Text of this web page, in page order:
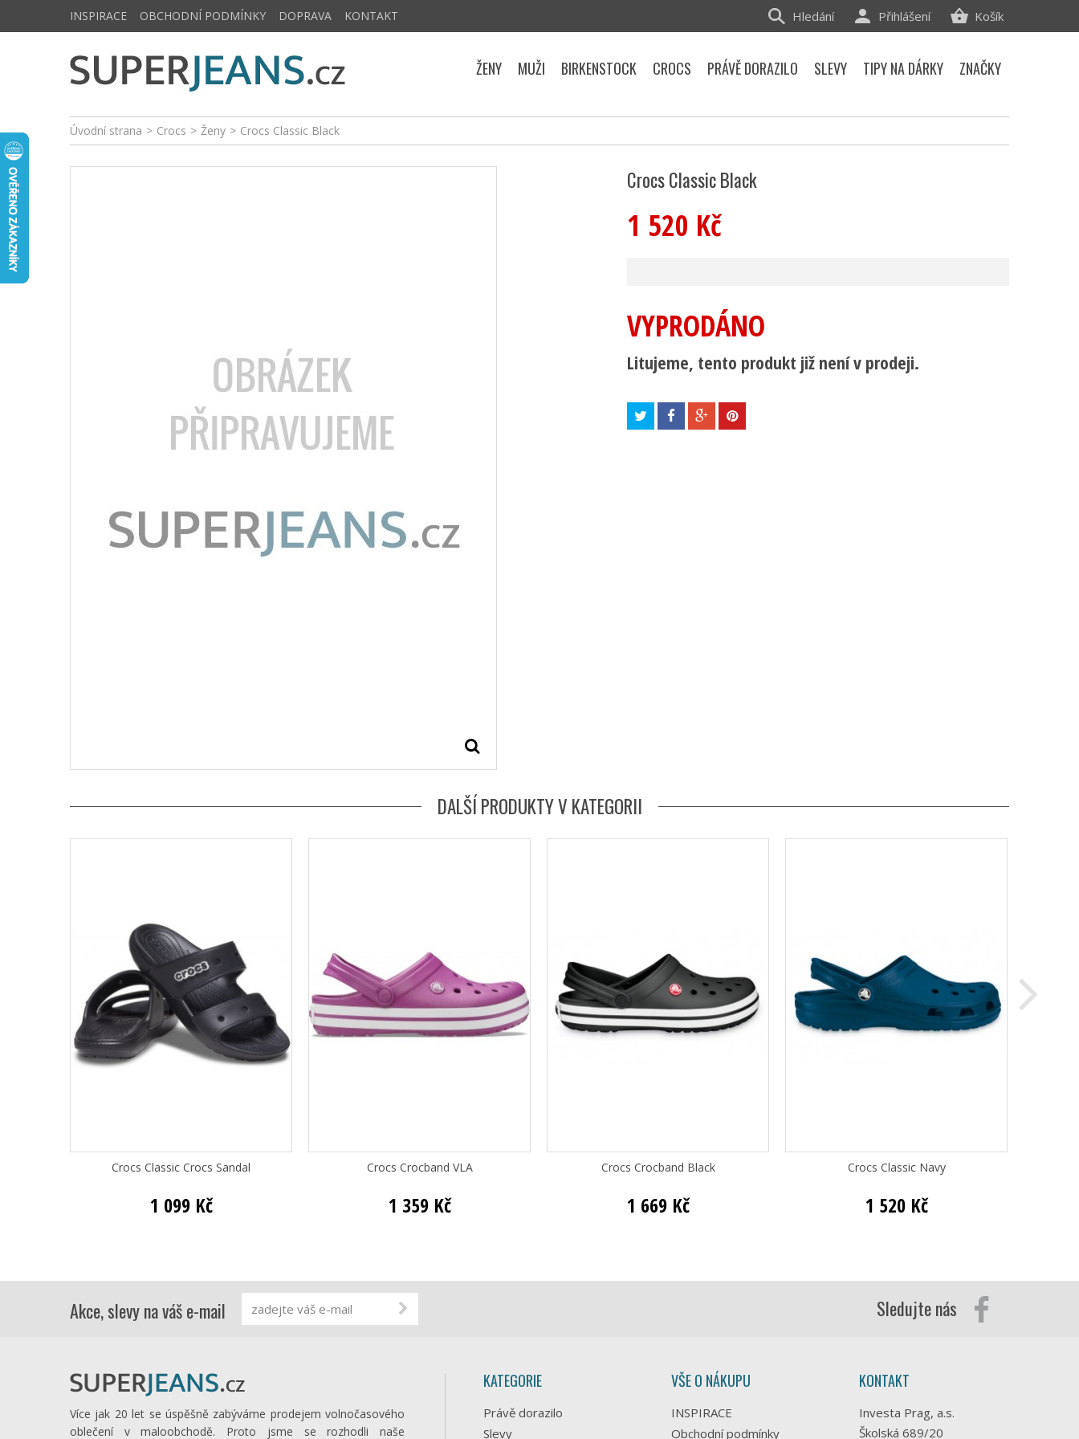
Úvodní strana > Crocs > Ženy > Crocs Classic Black
Crocs Classic Black
1 520 Kč
VYPRODÁNO
Litujeme, tento produkt již není v prodeji.
DALŠÍ PRODUKTY V KATEGORII
Crocs Classic Crocs Sandal
1 099 Kč
Crocs Crocband VLA
1 359 Kč
Crocs Crocband Black
1 669 Kč
Crocs Classic Navy
1 520 Kč
INSPIRACE OBCHODNÍ PODMÍNKY DOPRAVA KONTAKT Košík
Přihlášení
Hledání
ŽENY MUŽI BIRKENSTOCK CROCS PRÁVĚ DORAZILO SLEVY TIPY NA DÁRKY ZNAČKY
Akce, slevy na váš e-mail Sledujte nás
Více jak 20 let se úspěšně zabýváme prodejem volnočasového
oblečení v maloobchodě. Proto jsme se rozhodli naše
KATEGORIE
Právě dorazilo
Slevy
VŠE O NÁKUPU
INSPIRACE
Obchodní podmínky
KONTAKT
Investa Prag, a.s.
Školská 689/20